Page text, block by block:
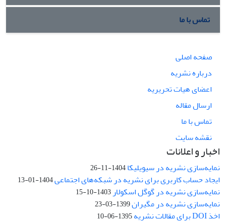
تماس با ما
صفحه اصلی
درباره نشریه
اعضای هیات تحریریه
ارسال مقاله
تماس با ما
نقشه سایت
اخبار و اعلانات
نمایه‌سازی نشریه در سیویلیکا1404-11-26
ایجاد حساب کاربری برای نشریه در شبکه‌های اجتماعی1404-01-13
نمایه‌سازی نشریه در گوگل اسکولار 1403-10-15
نمایه‌سازی نشریه در مگیران1399-03-23
اخذ DOI برای مقالات نشریه 1395-06-10